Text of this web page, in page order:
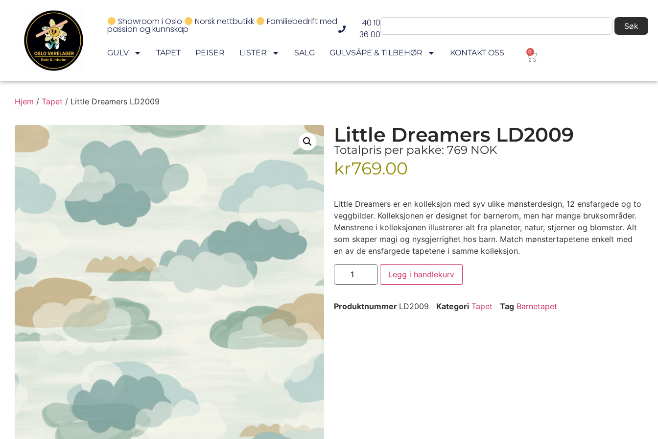
Showroom i Oslo Norsk nettbutikk Familiebedrift med
passion og kunnskap
40 10
36 00
Søk
GULV TAPET PEISER LISTER SALG GULVSÅPE & TILBEHØR KONTAKT OSS 0
Hjem / Tapet / Little Dreamers LD2009
Little Dreamers LD2009
Totalpris per pakke: 769 NOK
kr769.00
Little Dreamers er en kolleksjon med syv ulike mønsterdesign, 12 ensfargede og to
veggbilder. Kolleksjonen er designet for barnerom, men har mange bruksområder.
Mønstrene i kolleksjonen illustrerer alt fra planeter, natur, stjerner og blomster. Alt
som skaper magi og nysgjerrighet hos barn. Match mønstertapetene enkelt med
en av de ensfargede tapetene i samme kolleksjon.
Legg i handlekurv
Produktnummer LD2009 Kategori Tapet Tag Barnetapet